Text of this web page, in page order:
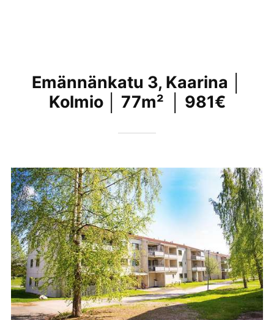
Emännänkatu 3, Kaarina │
Kolmio │ 77m² │ 981€